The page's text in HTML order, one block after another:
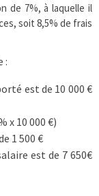
de 7%, à laquelle il
soit 8,5% de frais
:
est de 10 000 €
x 10 000 €)
1 500 €
est de 7 650€